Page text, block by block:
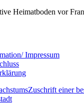
Heimatboden vor
Impressum
Zuschrift einer